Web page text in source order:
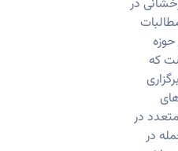
در
که
در
در